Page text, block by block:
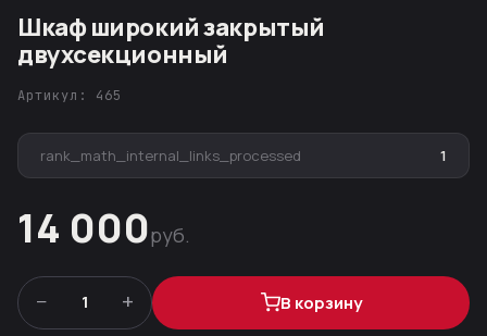
Шкаф широкий закрытый
двухсекционный
Артикул: 465
rank_math_internal_links_processed 1
14 000руб.
− 1 + В корзину